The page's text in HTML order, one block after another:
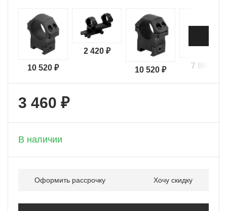
10 520 ₽
2 420 ₽
10 520 ₽ 7 860 ₽
3 460 ₽
В наличии
Оформить рассрочку Хочу скидку